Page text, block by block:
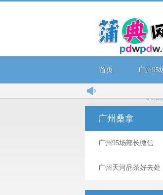
首页 广州95
长微
广州桑拿
广州95场部长微信
广州天河品茶好去处